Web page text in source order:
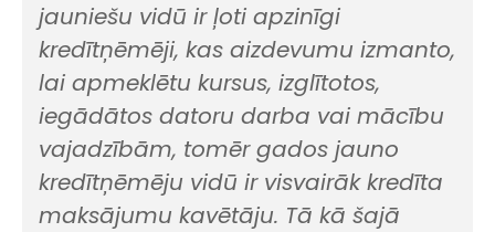
jauniešu vidū ir ļoti apzinīgi
kredītņēmēji, kas aizdevumu izmanto,
lai apmeklētu kursus, izglītotos,
iegādātos datoru darba vai mācību
vajadzībām, tomēr gados jauno
kredītņēmēju vidū ir visvairāk kredīta
maksājumu kavētāju. Tā kā šajā